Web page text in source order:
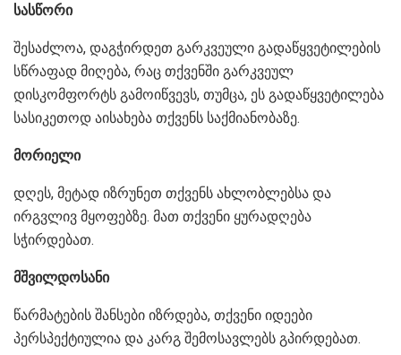
სასწორი
შესაძლოა, დაგჭირდეთ გარკვეული გადაწყვეტილების
სწრაფად მიღება, რაც თქვენში გარკვეულ
დისკომფორტს გამოიწვევს, თუმცა, ეს გადაწყვეტილება
სასიკეთოდ აისახება თქვენს საქმიანობაზე.
მორიელი
დღეს, მეტად იზრუნეთ თქვენს ახლობლებსა და
ირგვლივ მყოფებზე. მათ თქვენი ყურადღება
სჭირდებათ.
მშვილდოსანი
წარმატების შანსები იზრდება, თქვენი იდეები
პერსპექტიულია და კარგ შემოსავლებს გპირდებათ.